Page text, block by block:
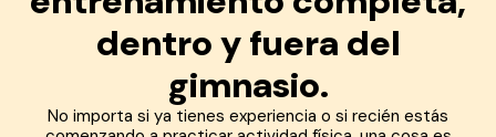
dentro y fuera del
gimnasio.
No importa si ya tienes experiencia o si recién estás